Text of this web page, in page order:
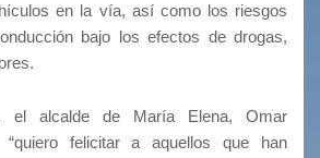
en la vía, así como los riesgos
bajo los efectos de drogas,
el alcalde de María Elena, Omar
“quiero felicitar a aquellos que han